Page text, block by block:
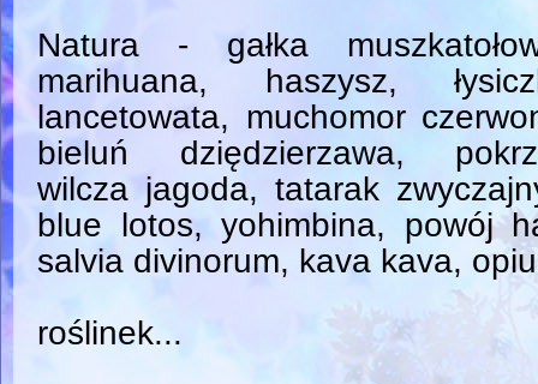
Natura - gałka
marihuana, haszysz,
lancetowata, muchomor
bieluń dziędzierzawa,
wilcza jagoda, tatarak
blue lotos, yohimbina, powój
salvia divinorum, kava kava,
roślinek...